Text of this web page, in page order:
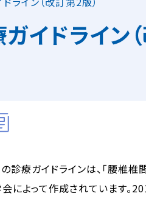
イドライン
診療ガイドラインは、「腰椎
によって作成されています。